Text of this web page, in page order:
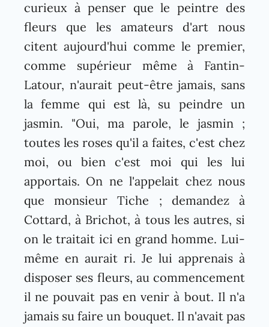
curieux à penser que le peintre des
fleurs que les amateurs d'art nous
citent aujourd'hui comme le premier,
comme supérieur même à Fantin-
Latour, n'aurait peut-être jamais, sans
la femme qui est là, su peindre un
jasmin. "Oui, ma parole, le jasmin ;
toutes les roses qu'il a faites, c'est chez
moi, ou bien c'est moi qui les lui
apportais. On ne l'appelait chez nous
que monsieur Tiche ; demandez à
Cottard, à Brichot, à tous les autres, si
on le traitait ici en grand homme. Lui-
même en aurait ri. Je lui apprenais à
disposer ses fleurs, au commencement
il ne pouvait pas en venir à bout. Il n'a
jamais su faire un bouquet. Il n'avait pas